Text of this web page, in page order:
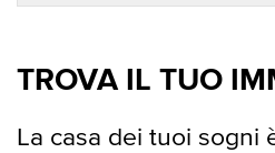
TROVA IL TUO
La casa dei tuoi sogni